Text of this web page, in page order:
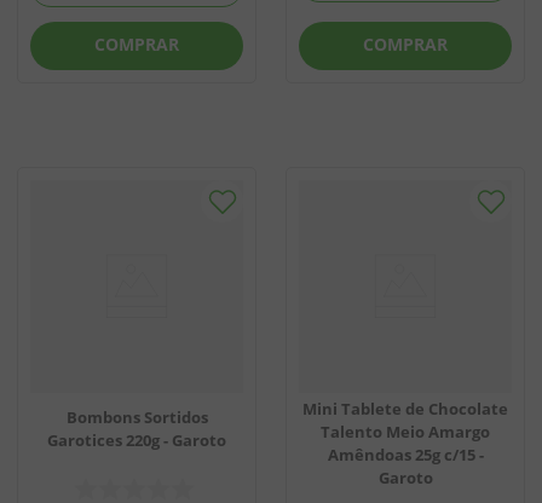
COMPRAR COMPRAR
Bombons Sortidos
Garotices 220g - Garoto
Mini Tablete de Chocolate
Talento Meio Amargo
Amêndoas 25g c/15 -
Garoto